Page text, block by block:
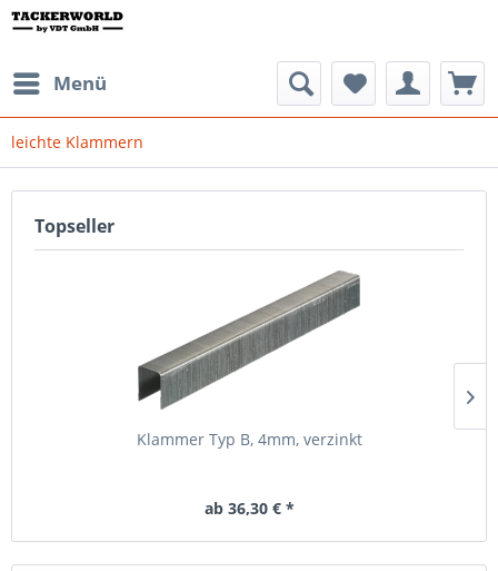
Menü
leichte Klammern
Topseller
Klammer Typ B, 4mm, verzinkt
ab 36,30 € *